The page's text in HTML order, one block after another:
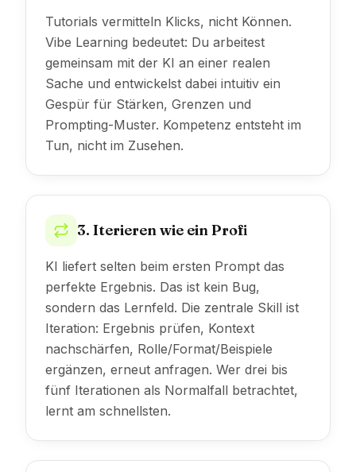
Tutorials vermitteln Klicks, nicht Können.
Vibe Learning bedeutet: Du arbeitest
gemeinsam mit der KI an einer realen
Sache und entwickelst dabei intuitiv ein
Gespür für Stärken, Grenzen und
Prompting-Muster. Kompetenz entsteht im
Tun, nicht im Zusehen.
3. Iterieren wie ein Profi
KI liefert selten beim ersten Prompt das
perfekte Ergebnis. Das ist kein Bug,
sondern das Lernfeld. Die zentrale Skill ist
Iteration: Ergebnis prüfen, Kontext
nachschärfen, Rolle/Format/Beispiele
ergänzen, erneut anfragen. Wer drei bis
fünf Iterationen als Normalfall betrachtet,
lernt am schnellsten.